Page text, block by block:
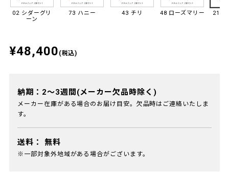
02 シダーグリ
ーン
73 ハニー 43 チリ 48 ローズマリー
21 ア
¥48,400 (税込)
納期：2～3週間(メーカー欠品時除く)
メーカー在庫がある場合のお届け目安。欠品時はご連絡いたしま
す。
送料： 無料
※一部対象外地域がある場合がございます。